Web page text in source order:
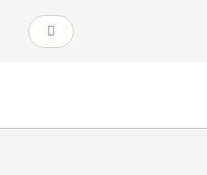
Kurv